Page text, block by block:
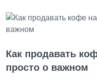
Как продавать
просто о важном